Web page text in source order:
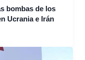
bombas de los
Ucrania e Irán